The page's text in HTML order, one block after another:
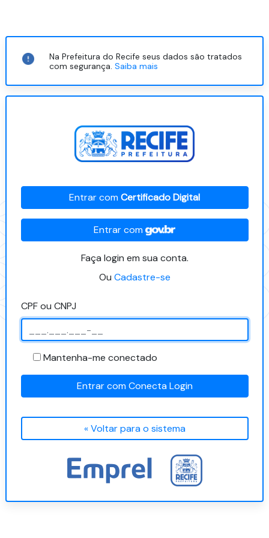
Na Prefeitura do Recife seus dados são tratados
com segurança.Saiba mais
Entrar comCertificado Digital
Entrar com
Faça login em sua conta.
Ou Cadastre-se
CPF ou CNPJ
Mantenha-me conectado
Entrar com Conecta Login
« Voltar para o sistema